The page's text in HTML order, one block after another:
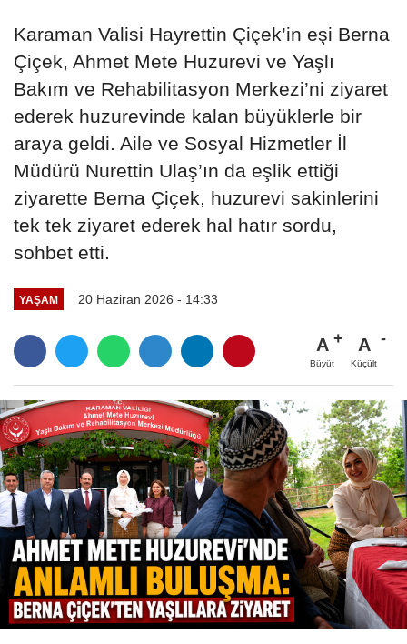
Karaman Valisi Hayrettin Çiçek’in eşi Berna
Çiçek, Ahmet Mete Huzurevi ve Yaşlı
Bakım ve Rehabilitasyon Merkezi’ni ziyaret
ederek huzurevinde kalan büyüklerle bir
araya geldi. Aile ve Sosyal Hizmetler İl
Müdürü Nurettin Ulaş’ın da eşlik ettiği
ziyarette Berna Çiçek, huzurevi sakinlerini
tek tek ziyaret ederek hal hatır sordu,
sohbet etti.
YAŞAM 20 Haziran 2026 - 14:33
A
Büyüt
A
Küçült